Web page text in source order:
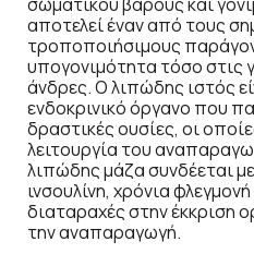
αποτελεί έναν από τους
τροποποιήσιμους
υπογονιμότητα τόσο στις
άνδρες. Ο λιπώδης ιστός
ενδοκρινικό όργανο που
δραστικές ουσίες, οι
λειτουργία του
λιπώδης μάζα συνδέεται
ινσουλίνη, χρόνια
διαταραχές στην έκκριση
την αναπαραγωγή.